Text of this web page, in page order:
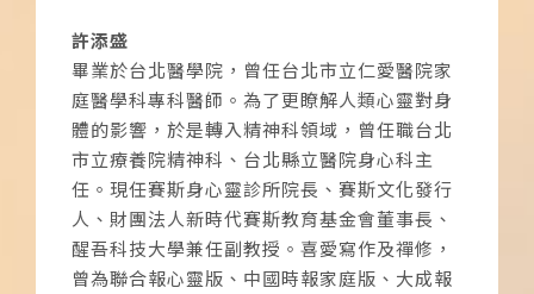
許添盛
畢業於台北醫學院，曾任台北市立仁愛醫院家
庭醫學科專科醫師。為了更瞭解人類心靈對身
體的影響，於是轉入精神科領域，曾任職台北
市立療養院精神科、台北縣立醫院身心科主
任。現任賽斯身心靈診所院長、賽斯文化發行
人、財團法人新時代賽斯教育基金會董事長、
醒吾科技大學兼任副教授。喜愛寫作及禪修，
曾為聯合報心靈版、中國時報家庭版、大成報